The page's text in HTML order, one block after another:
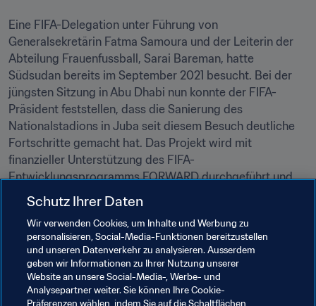
Eine FIFA-Delegation unter Führung von
Generalsekretärin Fatma Samoura und der Leiterin der
Abteilung Frauenfussball, Sarai Bareman, hatte
Südsudan bereits im September 2021 besucht. Bei der
jüngsten Sitzung in Abu Dhabi nun konnte der FIFA-
Präsident feststellen, dass die Sanierung des
Nationalstadions in Juba seit diesem Besuch deutliche
Fortschritte gemacht hat. Das Projekt wird mit
finanzieller Unterstützung des FIFA-
Entwicklungsprogramms FORWARD durchgeführt und
soll noch in diesem Jahr abgeschlossen werden.
Der südsudanesische Fussballverband beabsichtigt
außerdem, im gesamten Land Kunstrasenplätze anlegen
zu lassen, um die Spielmöglichkeiten für einen möglichst
großen Querschnitt der Gesellschaft zu verbessern.
Schutz Ihrer Daten
Wir verwenden Cookies, um Inhalte und Werbung zu
personalisieren, Social-Media-Funktionen bereitzustellen
und unseren Datenverkehr zu analysieren. Ausserdem
geben wir Informationen zu Ihrer Nutzung unserer
Website an unsere Social-Media-, Werbe- und
Analysepartner weiter. Sie können Ihre Cookie-
Präferenzen wählen, indem Sie auf die Schaltflächen